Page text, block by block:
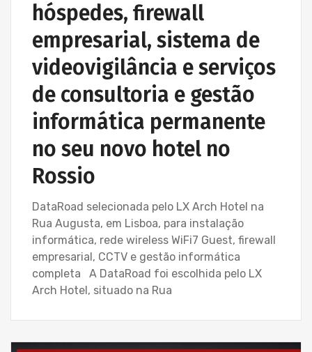
hóspedes, firewall
empresarial, sistema de
videovigilância e serviços
de consultoria e gestão
informática permanente
no seu novo hotel no
Rossio
DataRoad selecionada pelo LX Arch Hotel na
Rua Augusta, em Lisboa, para instalação
informática, rede wireless WiFi7 Guest, firewall
empresarial, CCTV e gestão informática
completa A DataRoad foi escolhida pelo LX
Arch Hotel, situado na Rua